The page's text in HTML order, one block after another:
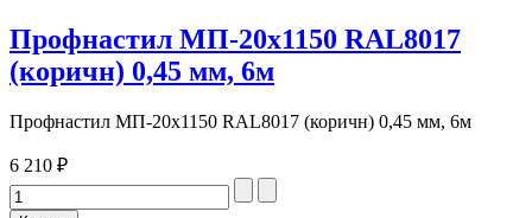
Профнастил МП-20х1150 RAL8017
(коричн) 0,45 мм, 6м
Профнастил МП-20х1150 RAL8017 (коричн) 0,45 мм, 6м
6 210 ₽